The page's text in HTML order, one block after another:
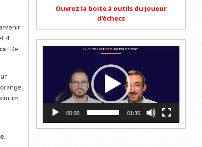
4
! De
.
Ouvrez la boite à outils du joueur
d'échecs
00:00 01:36